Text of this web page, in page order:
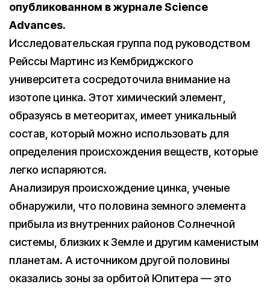
опубликованном в журнале Science
Advances.
Исследовательская группа под руководством
Рейссы Мартинс из Кембриджского
университета сосредоточила внимание на
изотопе цинка. Этот химический элемент,
образуясь в метеоритах, имеет уникальный
состав, который можно использовать для
определения происхождения веществ, которые
легко испаряются.
Анализируя происхождение цинка, ученые
обнаружили, что половина земного элемента
прибыла из внутренних районов Солнечной
системы, близких к Земле и другим каменистым
планетам. А источником другой половины
оказались зоны за орбитой Юпитера — это